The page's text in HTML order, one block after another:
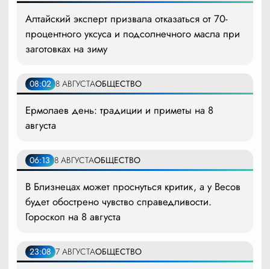
Алтайский эксперт призвала отказаться от 70-
процентного уксуса и подсолнечного масла при
заготовках на зиму
08:02 8 АВГУСТАОБЩЕСТВО
Ермолаев день: традиции и приметы на 8
августа
06:13 8 АВГУСТАОБЩЕСТВО
В Близнецах может проснуться критик, а у Весов
будет обострено чувство справедливости.
Гороскоп на 8 августа
23:08 7 АВГУСТАОБЩЕСТВО